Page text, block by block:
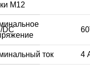
DC
M12
ток 4